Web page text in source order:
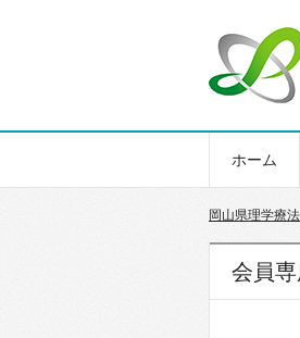
ホーム
岡山県理学療
会員